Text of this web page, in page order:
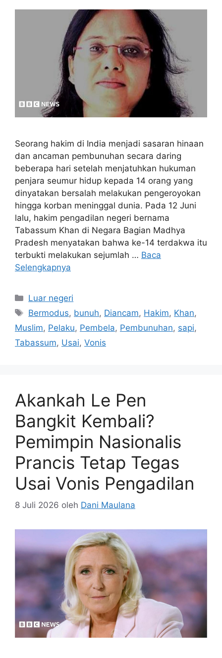
Seorang hakim di India menjadi sasaran hinaan
dan ancaman pembunuhan secara daring
beberapa hari setelah menjatuhkan hukuman
penjara seumur hidup kepada 14 orang yang
dinyatakan bersalah melakukan pengeroyokan
hingga korban meninggal dunia. Pada 12 Juni
lalu, hakim pengadilan negeri bernama
Tabassum Khan di Negara Bagian Madhya
Pradesh menyatakan bahwa ke-14 terdakwa itu
terbukti melakukan sejumlah … Baca
Selengkapnya
Kategori
Luar negeri
Tag
Bermodus, bunuh, Diancam, Hakim, Khan,
Muslim, Pelaku, Pembela, Pembunuhan, sapi,
Tabassum, Usai, Vonis
Akankah Le Pen
Bangkit Kembali?
Pemimpin Nasionalis
Prancis Tetap Tegas
Usai Vonis Pengadilan
8 Juli 2026 oleh Dani Maulana